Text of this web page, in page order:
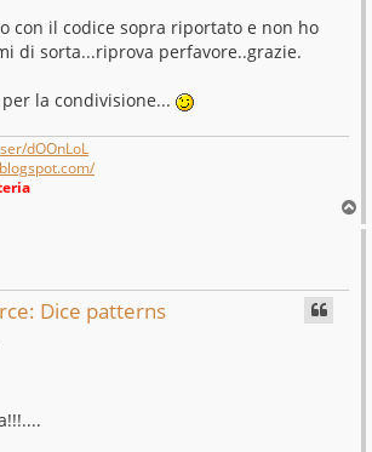
con il codice sopra riportato e non ho
di sorta...riprova perfavore..grazie.
la condivisione...
dOOnLoL
o
Dice patterns